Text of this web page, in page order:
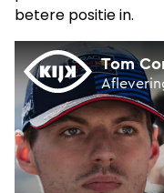
betere positie in.